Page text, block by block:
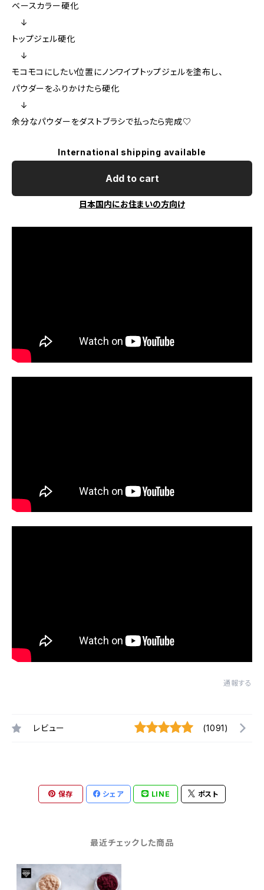
ベースカラー硬化
↓
トップジェル硬化
↓
モコモコにしたい位置にノンワイプトップジェルを塗布し、
パウダーをふりかけたら硬化
↓
余分なパウダーをダストブラシで払ったら完成♡
International shipping available
Add to cart
日本国内にお住まいの方向け
通報する
レビュー (1091)
保存 シェア LINE ポスト
最近チェックした商品